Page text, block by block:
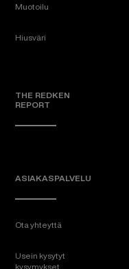
Muotoilu
Hiusväri
THE REDKEN
REPORT
ASIAKASPALVELU
Ota yhteyttä
Usein kysytyt
kysymykset